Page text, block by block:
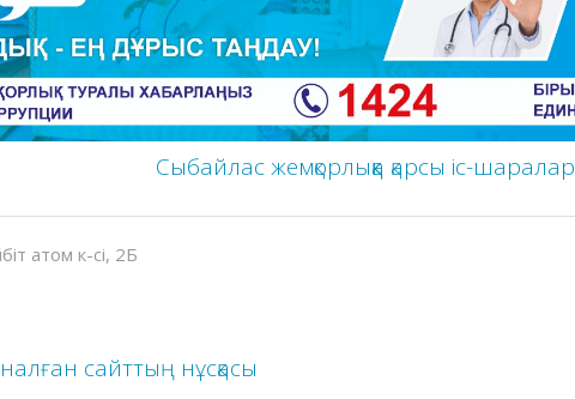
Сыбайлас жемқорлыққа қарсы іс-шаралар
атом к-сі, 2Б
сайттың нұсқасы